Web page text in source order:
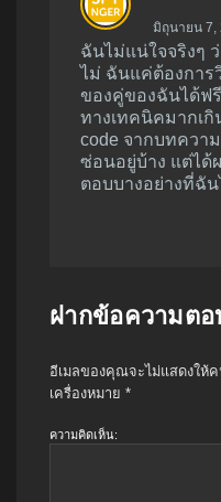
มิถุนายน 7,
ฉันไม่แน่ใจจริงๆ
ไม่ ฉันแค่ต้องการ
ของคู่ของฉันได้ฟรี
ทางเทคนิคมากเกิ
code จากบทควา
ซ่อนอยู่บ้าง แต่ได้
ตอบบางอย่างที่ฉั
ฝากข้อความต
อีเมลของคุณจะไม่แสดงให้
เครื่องหมาย *
ความคิดเห็น: